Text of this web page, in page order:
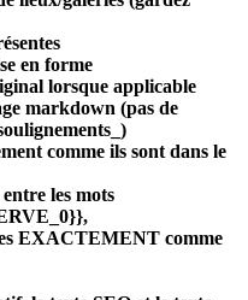
en forme
lorsque applicable
markdown (pas de
comme ils sont dans le
les mots
EXACTEMENT comme